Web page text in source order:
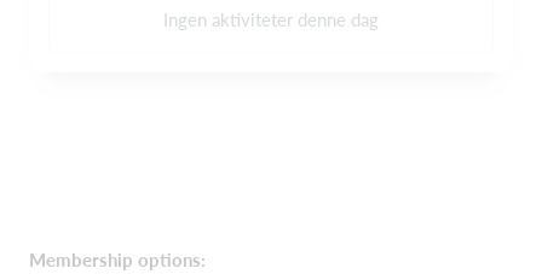
Ingen aktiviteter denne dag
Membership options: